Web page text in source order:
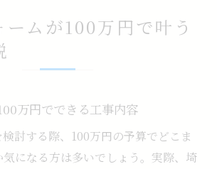
ムが100万円で叶う
万円でできる工事内容
討する際、100万円の予算でどこま
になる方は多いでしょう。実際、埼